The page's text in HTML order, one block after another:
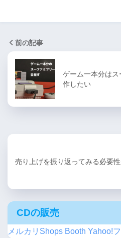
前の記事
ゲーム一本分はス
作したい
売り上げを振り返ってみる必要
CDの販売
メルカリShops Booth Yahoo!